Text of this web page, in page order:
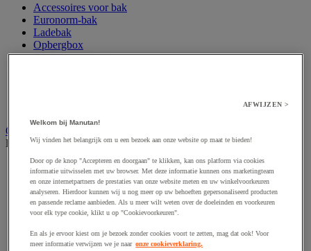
Accessoires voor bak
Euronorm-bak
Ladebak
Opbergbox
Opslag voor bakken
Opvulmateriaal
Bekijk de hele productgroep
Beschermpapier
Hoekstukken en beschermhulzen
Luchtkussen en foambescherming
Noppenfolie en schuimfolie
Plastic zak
Schuimrubberen bescherming
Verhuisdeken
AFWIJZEN >
Welkom bij Manutan!
Wij vinden het belangrijk om u een bezoek aan onze website op maat te bieden!
Door op de knop "Accepteren en doorgaan" te klikken, kan ons platform via cookies
informatie uitwisselen met uw browser. Met deze informatie kunnen ons marketingteam
en onze internetpartners de prestaties van onze website meten en uw winkelvoorkeuren
analyseren. Hierdoor kunnen wij u nog meer op uw behoeften gepersonaliseerd producten
en passende reclame aanbieden. Als u meer wilt weten over de doeleinden en voorkeuren
voor elk type cookie, klikt u op "Cookievoorkeuren".
En als je ervoor kiest om je bezoek zonder cookies voort te zetten, mag dat ook! Voor
meer informatie verwijzen we je naar onze cookieverklaring.